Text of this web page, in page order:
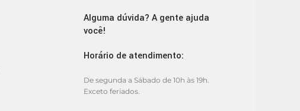
Alguma dúvida? A gente ajuda
você!
Horário de atendimento:
De segunda a Sábado de 10h às 19h.
Exceto feriados.